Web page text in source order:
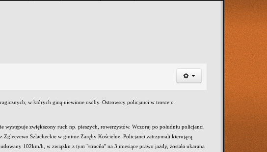
w których giną niewinne osoby. Ostrowscy policjanci w trosce o
występuje zwiększony ruch np. pieszych, rowerzystów. Wczoraj po południu policjanci
Szlacheckie w gminie Zaręby Kościelne. Policjanci zatrzymali kierującą
102km/h, w związku z tym "straciła" na 3 miesiące prawo jazdy, została ukarana